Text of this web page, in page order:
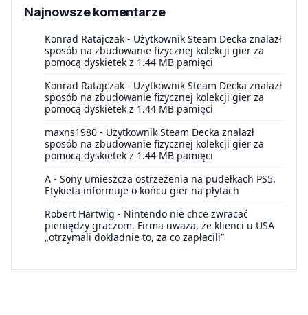
Najnowsze komentarze
Konrad Ratajczak - Użytkownik Steam Decka znalazł
sposób na zbudowanie fizycznej kolekcji gier za
pomocą dyskietek z 1.44 MB pamięci
Konrad Ratajczak - Użytkownik Steam Decka znalazł
sposób na zbudowanie fizycznej kolekcji gier za
pomocą dyskietek z 1.44 MB pamięci
maxns1980 - Użytkownik Steam Decka znalazł
sposób na zbudowanie fizycznej kolekcji gier za
pomocą dyskietek z 1.44 MB pamięci
A - Sony umieszcza ostrzeżenia na pudełkach PS5.
Etykieta informuje o końcu gier na płytach
Robert Hartwig - Nintendo nie chce zwracać
pieniędzy graczom. Firma uważa, że klienci u USA
„otrzymali dokładnie to, za co zapłacili”